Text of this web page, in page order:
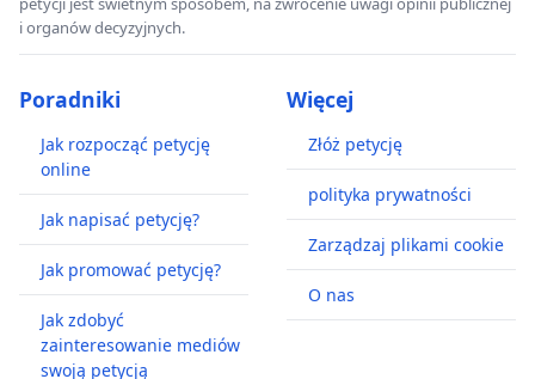
i organów decyzyjnych.
Poradniki
Jak rozpocząć petycję
online
Jak napisać petycję?
Jak promować petycję?
Jak zdobyć
zainteresowanie mediów
swoją petycją
Więcej
Złóż petycję
polityka prywatności
Zarządzaj plikami cookie
O nas